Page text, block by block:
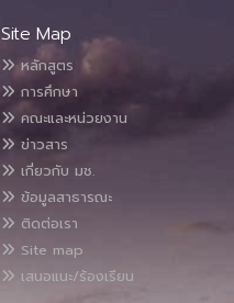
Site Map
หลักสูตร
การศึกษา
คณะและหน่วยงาน
ข่าวสาร
เกี่ยวกับ มช.
ข้อมูลสาธารณะ
ติดต่อเรา
Site map
เสนอแนะ/ร้องเรียน